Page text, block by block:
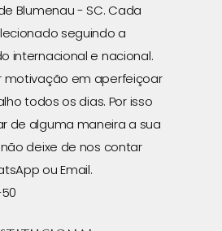
Blumenau - SC. Cada
seguindo a
internacional e nacional.
motivação em aperfeiçoar
todos os dias. Por isso
de alguma maneira a sua
deixe de nos contar
ou Email.